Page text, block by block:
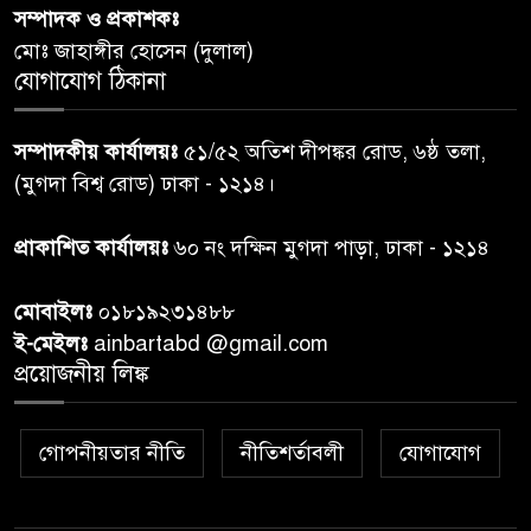
ঝড়বৃষ্টির পূর্বাভাস
৬
অনুশ্রীর, মিলল হারমোনিয়াম
উপহার
৭
২০ আগস্ট রাষ্ট্রপতি নির্বাচন,
বান্দরবান বিজিবি সেক্টর সদর দপ্তর
৯
বান্দরবানের লংলেই পাড়ায়
সম্পাদক ও প্রকাশকঃ
মোঃ জাহাঙ্গীর হোসেন (দুলাল)
যোগাযোগ ঠিকানা
সম্পাদকীয় কার্যালয়ঃ ৫১/৫২ অতিশ দীপঙ্কর রোড, ৬ষ্ঠ তলা,
(মুগদা বিশ্ব রোড) ঢাকা - ১২১৪।
প্রাকাশিত কার্যালয়ঃ৬০ নং দক্ষিন মুগদা পাড়া, ঢাকা - ১২১৪
মোবাইলঃ ০১৮১৯২৩১৪৮৮
ই-মেইলঃ ainbartabd @gmail.com
প্রয়োজনীয় লিঙ্ক
গোপনীয়তার নীতি নীতিশর্তাবলী যোগাযোগ